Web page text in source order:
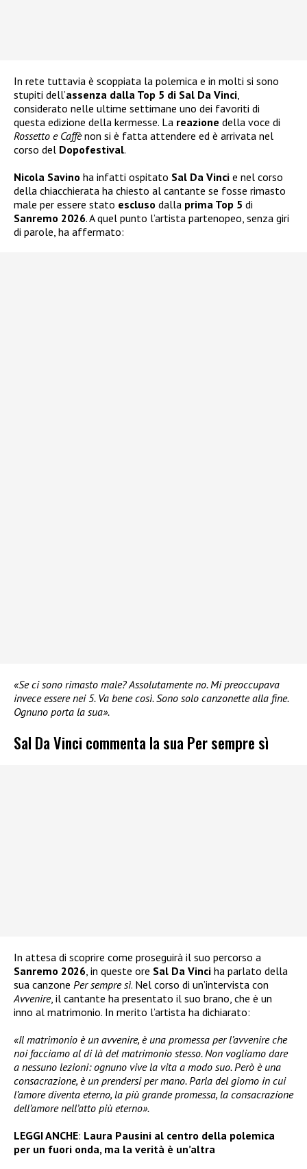
In rete tuttavia è scoppiata la polemica e in molti si sono
stupiti dell’assenza dalla Top 5 di Sal Da Vinci
considerato nelle ultime settimane uno dei favoriti di
questa edizione della kermesse. La reazione della voce di
Rossetto e Caffènon si è fatta attendere ed è arrivata nel
corso del Dopofestival.
Nicola Savino ha infatti ospitato Sal Da Vinci e nel corso
della chiacchierata ha chiesto al cantante se fosse rimasto
male per essere stato escluso dalla prima Top 5 di
Sanremo 2026. A quel punto l’artista partenopeo, senza giri
di parole, ha affermato:
«Se ci sono rimasto male? Assolutamente no. Mi preoccupava
invece essere nei 5. Va bene così. Sono solo canzonette alla fine.
Ognuno porta la sua».
Sal Da Vinci commenta la sua Per sempre sì
In attesa di scoprire come proseguirà il suo percorso a
Sanremo 2026, in queste ore Sal Da Vinci ha parlato della
sua canzone Per sempre sì. Nel corso di un’intervista con
Avvenire, il cantante ha presentato il suo brano, che è un
inno al matrimonio. In merito l’artista ha dichiarato:
«Il matrimonio è un avvenire, è una promessa per l’avvenire che
noi facciamo al di là del matrimonio stesso. Non vogliamo dare
a nessuno lezioni: ognuno vive la vita a modo suo. Però è una
consacrazione, è un prendersi per mano. Parla del giorno in cui
l’amore diventa eterno, la più grande promessa, la consacrazione
dell’amore nell’atto più eterno».
LEGGI ANCHE: Laura Pausini al centro della polemica
per un fuori onda, ma la verità è un’altra